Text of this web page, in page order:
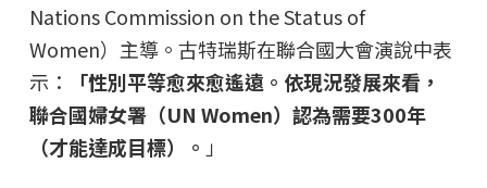
Nations Commission on the Status of
Women）主導。古特瑞斯在聯合國大會演說中表
示：
「性別平等愈來愈遙遠。依現況發展來看，
聯合國婦女署（UN Women）認為需要300年
（才能達成目標）。 」